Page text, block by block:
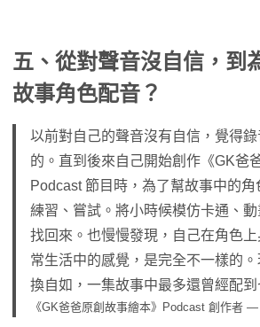
五、從對聲音沒自信，到
故事角色配音？
以前對自己的聲音沒有自信，覺得
的。直到後來自己開始創作《GK爸
Podcast 節目時，為了幫故事中的
練習、嘗試。將小時候模仿卡通、
找回來。也慢慢發現，自己在角色
常生活中的感覺，是完全不一樣的
換自如，一集故事中最多還曾經配到
《GK爸爸原創故事繪本》Podcast 創作者